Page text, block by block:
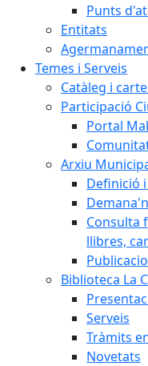
Punts
Entitats
Temes i Serveis
Catàleg i
Participació
Portal
Arxiu
Definició
Consulta
llibres,
Biblioteca La
Serveis
Tràmits
Novetats